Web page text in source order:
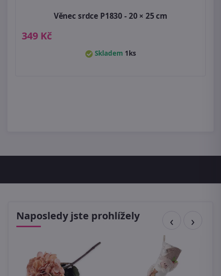
Věnec srdce P1830 - 20 × 25 cm
349 Kč
Skladem 1ks
Naposledy jste prohlížely